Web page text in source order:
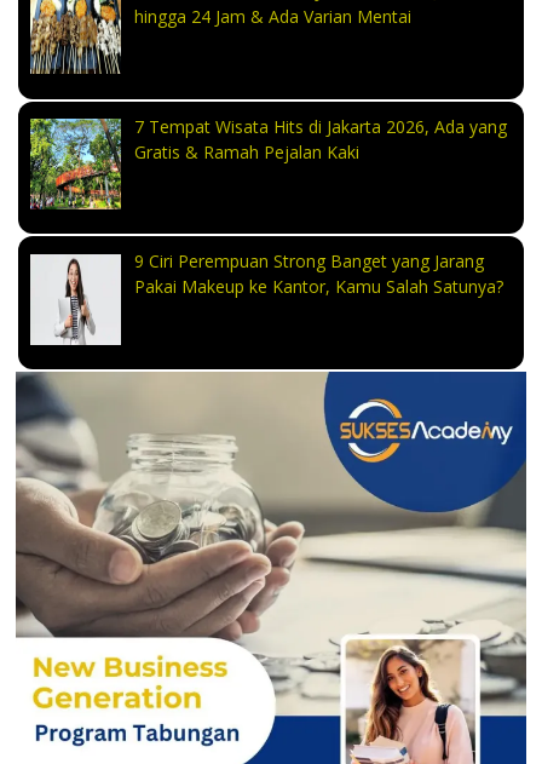
hingga 24 Jam & Ada Varian Mentai
7 Tempat Wisata Hits di Jakarta 2026, Ada yang
Gratis & Ramah Pejalan Kaki
9 Ciri Perempuan Strong Banget yang Jarang
Pakai Makeup ke Kantor, Kamu Salah Satunya?